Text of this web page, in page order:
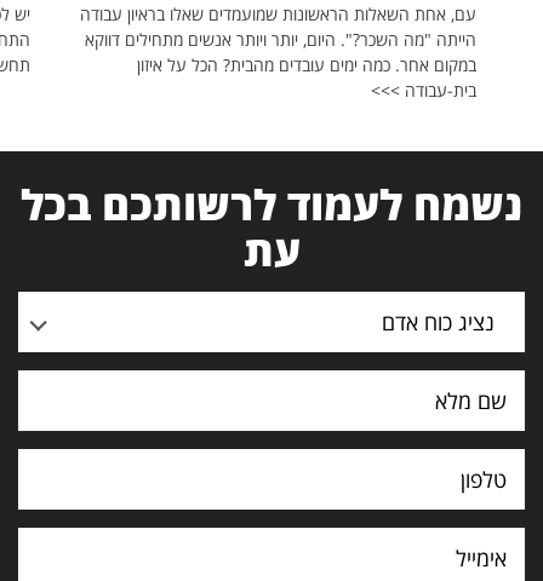
עם, אחת השאלות הראשונות שמועמדים שאלו בראיון עבודה
הייתה "מה השכר?". היום, יותר ויותר אנשים מתחילים דווקא
במקום אחר. כמה ימים עובדים מהבית? הכל על איזון
בית-עבודה >>>
יש
נשמח לעמוד לרשותכם בכל
עת
נציג כוח אדם